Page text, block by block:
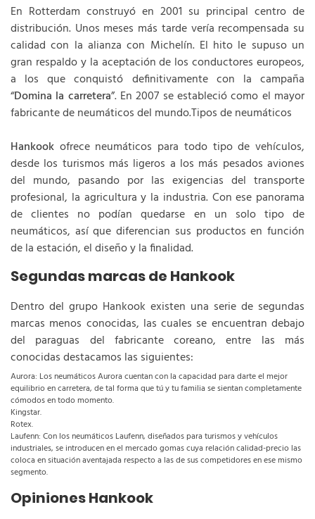
En Rotterdam construyó en 2001 su principal centro de
distribución. Unos meses más tarde vería recompensada su
calidad con la alianza con Michelín. El hito le supuso un
gran respaldo y la aceptación de los conductores europeos,
a los que conquistó definitivamente con la campaña
“Domina la carretera”. En 2007 se estableció como el mayor
fabricante de neumáticos del mundo.Tipos de neumáticos
Hankook ofrece neumáticos para todo tipo de vehículos,
desde los turismos más ligeros a los más pesados aviones
del mundo, pasando por las exigencias del transporte
profesional, la agricultura y la industria. Con ese panorama
de clientes no podían quedarse en un solo tipo de
neumáticos, así que diferencian sus productos en función
de la estación, el diseño y la finalidad.
Segundas marcas de Hankook
Dentro del grupo Hankook existen una serie de segundas
marcas menos conocidas, las cuales se encuentran debajo
del paraguas del fabricante coreano, entre las más
conocidas destacamos las siguientes:
Aurora: Los neumáticos Aurora cuentan con la capacidad para darte el mejor
equilibrio en carretera, de tal forma que tú y tu familia se sientan completamente
cómodos en todo momento.
Kingstar.
Rotex.
Laufenn: Con los neumáticos Laufenn, diseñados para turismos y vehículos
industriales, se introducen en el mercado gomas cuya relación calidad-precio las
coloca en situación aventajada respecto a las de sus competidores en ese mismo
segmento.
Opiniones Hankook